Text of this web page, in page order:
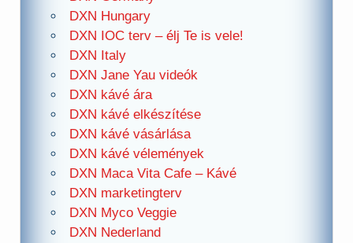
DXN Hungary
DXN IOC terv – élj Te is vele!
DXN Italy
DXN Jane Yau videók
DXN kávé ára
DXN kávé elkészítése
DXN kávé vásárlása
DXN kávé vélemények
DXN Maca Vita Cafe – Kávé
DXN marketingterv
DXN Myco Veggie
DXN Nederland